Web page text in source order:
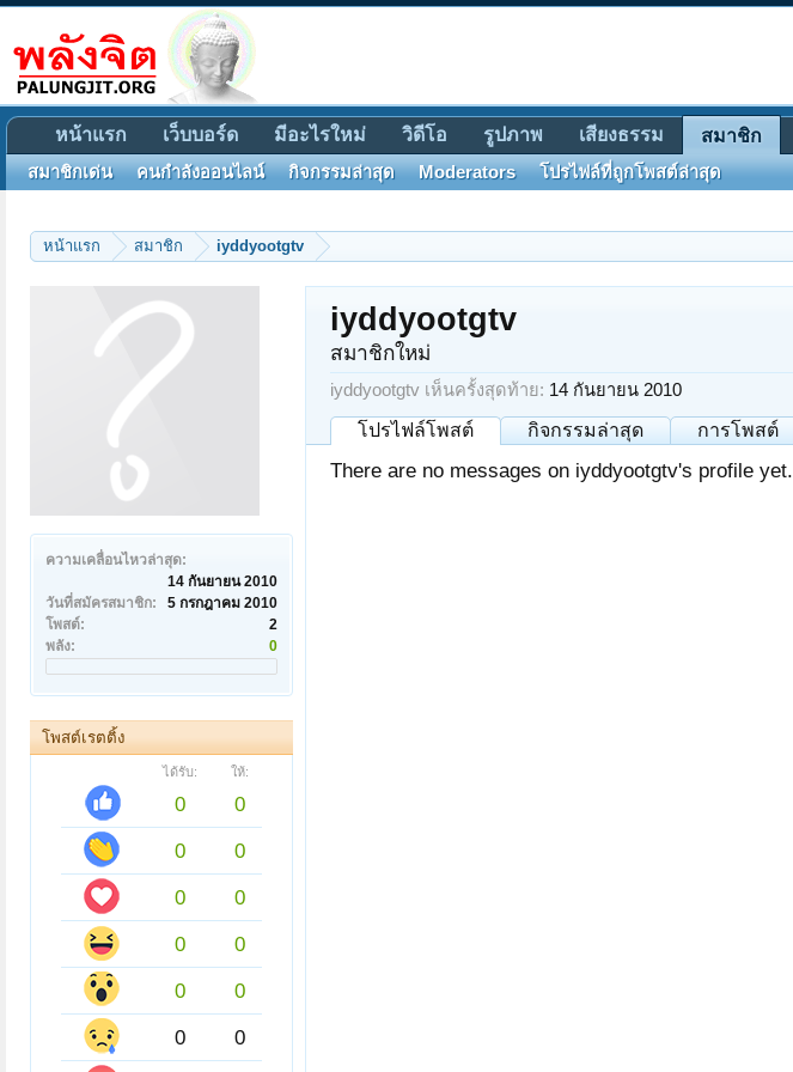
หน้าแรก สมาชิก iyddyootgtv
ความเคลื่อนไหวล่าสุด:
14 กันยายน 2010
วันที่สมัครสมาชิก:
5 กรกฎาคม 2010
โพสต์:
2
พลัง:
0
โพสต์เรตติ้ง
ได้รับ: ให้:
0
0
0
0
0
0
0
0
0
0
0
0
iyddyootgtv
สมาชิกใหม่
iyddyootgtv เห็นครั้งสุดท้าย: 14 กันยายน 2010
โปรไฟล์โพสต์ กิจกรรมล่าสุด การโพสต์
There are no messages on iyddyootgtv's profile yet.
หน้าแรก เว็บบอร์ด มีอะไรใหม่ วิดีโอ รูปภาพ เสียงธรรม สมาชิก
สมาชิกเด่น คนกำลังออนไลน์ กิจกรรมล่าสุด Moderators โปรไฟล์ที่ถูกโพสต์ล่าสุด